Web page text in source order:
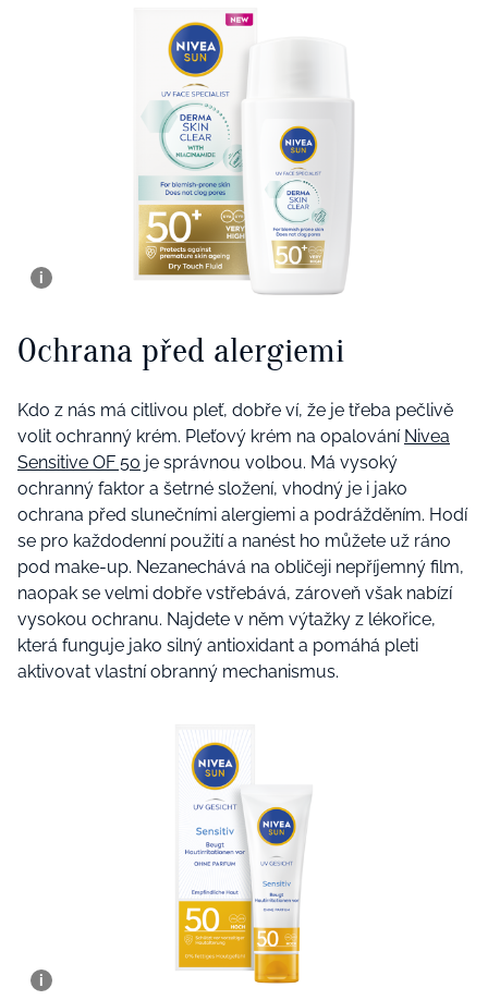
Ochrana před alergiemi
Kdo z nás má citlivou pleť, dobře ví, že je třeba pečlivě
volit ochranný krém. Pleťový krém na opalování Nivea
Sensitive OF 50 je správnou volbou. Má vysoký
ochranný faktor a šetrné složení, vhodný je i jako
ochrana před slunečními alergiemi a podrážděním. Hodí
se pro každodenní použití a nanést ho můžete už ráno
pod make-up. Nezanechává na obličeji nepříjemný film,
naopak se velmi dobře vstřebává, zároveň však nabízí
vysokou ochranu. Najdete v něm výtažky z lékořice,
která funguje jako silný antioxidant a pomáhá pleti
aktivovat vlastní obranný mechanismus.